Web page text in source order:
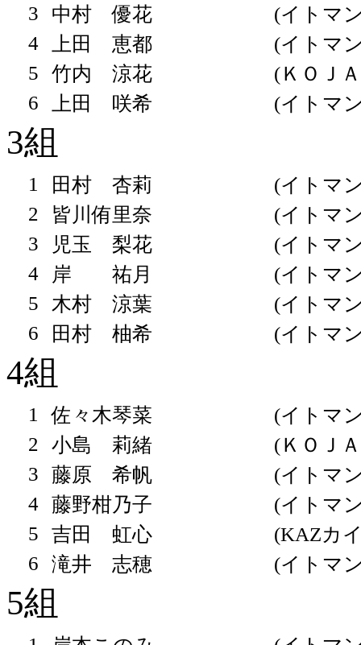
3
中村 優花
(イトマ
4
上田 恵都
(イトマ
5
竹内 涼花
(ＫＯＪ
6
上田 咲希 (イトマ
3組
1 田村 杏莉
(イトマ
2
皆川侑里奈
(イトマ
3
児玉 梨花
(イトマ
4
岸 祐月
(イトマ
5
木村 涼葉
(イトマ
6
田村 柚希 (イトマ
4組
1 佐々木琴菜
(イトマ
2
小島 莉緒
(ＫＯＪ
3
藤原 希帆
(イトマ
4 藤野柑乃子
(イトマ
5
吉田 虹心
(KAZカ
6
滝井 志穂 (イトマ
5組